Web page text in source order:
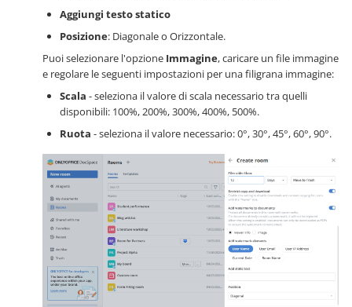
Aggiungi testo statico
Posizione: Diagonale o Orizzontale.
Puoi selezionare l'opzione Immagine, caricare un file immagine
e regolare le seguenti impostazioni per una filigrana immagine:
Scala - seleziona il valore di scala necessario tra quelli
disponibili: 100%, 200%, 300%, 400%, 500%.
Ruota - seleziona il valore necessario: 0°, 30°, 45°, 60°, 90°.